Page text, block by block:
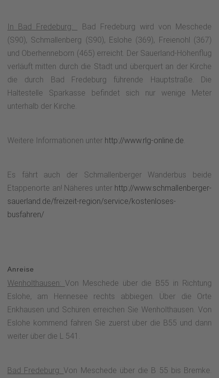
In Bad Fredeburg:
Bad Fredeburg wird von Meschede
(S90), Schmallenberg (S90), Eslohe (369), Freienohl (367)
und Oberhenneborn (465) erreicht. Der Sauerland-Höhenflug
verläuft mitten durch die Stadt und überquert an der Kirche
die durch Bad Fredeburg führende Hauptstraße. Die
Haltestelle Sparkasse befindet sich nur wenige Meter
unterhalb der Kirche.
Weitere Informationen unter http://www.rlg-online.de.
Es fährt auch der Schmallenberger Wanderbus beide
Etappenorte an! Näheres unter http://www.schmallenberger-
sauerland.de/freizeit-region/service/kostenloses-
busfahren/
Anreise
Wenholthausen: Von Meschede über die B55 in Richtung
Eslohe, am Hennesee rechts abbiegen. Über die Orte
Enkhausen und Schüren erreichen Sie Wenholthausen. Von
Eslohe kommend fahren Sie zuerst über die B55 und dann
weiter über die L 541.
Bad Fredeburg:Von Meschede über die B 55 bis Bremke.